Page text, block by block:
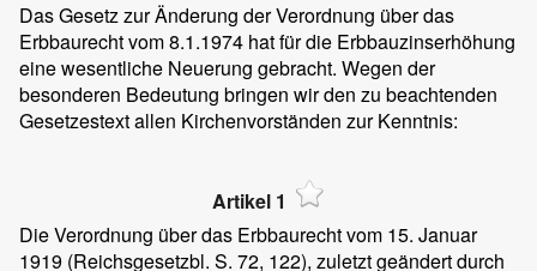
Das Gesetz zur Änderung der Verordnung über das
Erbbaurecht vom 8.1.1974 hat für die Erbbauzinserhöhung
eine wesentliche Neuerung gebracht. Wegen der
besonderen Bedeutung bringen wir den zu beachtenden
Gesetzestext allen Kirchenvorständen zur Kenntnis:
Artikel 1
Die Verordnung über das Erbbaurecht vom 15. Januar
1919 (Reichsgesetzbl. S. 72, 122), zuletzt geändert durch